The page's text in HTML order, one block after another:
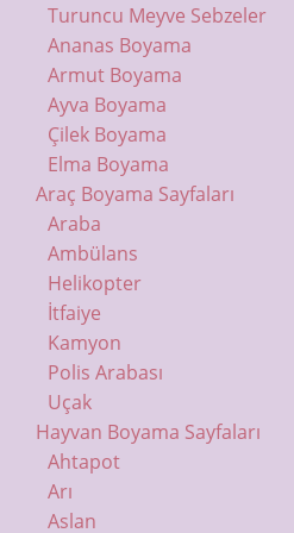
Turuncu Meyve Sebzeler
Ananas Boyama
Armut Boyama
Ayva Boyama
Çilek Boyama
Elma Boyama
Araç Boyama Sayfaları
Araba
Ambülans
Helikopter
İtfaiye
Kamyon
Polis Arabası
Uçak
Hayvan Boyama Sayfaları
Ahtapot
Arı
Aslan